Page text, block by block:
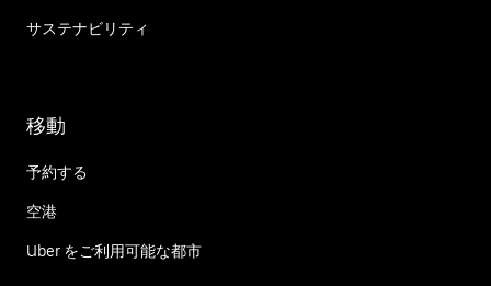
サステナビリティ
移動
予約する
空港
Uber をご利用可能な都市